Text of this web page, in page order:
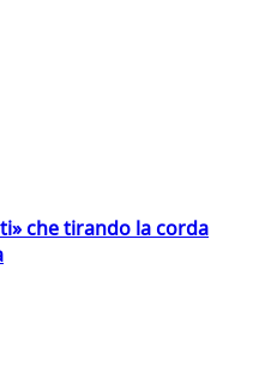
che tirando la corda